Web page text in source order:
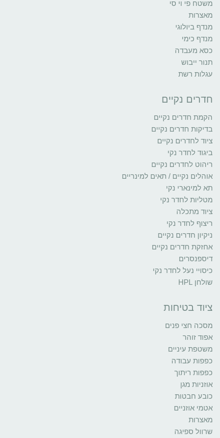
משטח פי וי סי
מאצרות
מנדף ביולוגי
מנדף כימי
כסא מעבדה
תנור ייבוש
עגלות רשת
חדרים נקיים
הקמת חדרים נקיים
בדיקות חדרים נקיים
ציוד לחדרים נקיים
ביגוד לחדר נקי
ריהוט לחדרים נקיים
אוהלים נקיים / תאים למינריים
תא למינארי נקי
מטליות לחדר נקי
ציוד מתכלה
ריצוף לחדר נקי
ניקיון חדרים נקיים
אחזקת חדרים נקיים
דיספנסרים
כיסויי נעל לחדר נקי
שולחן HPL
ציוד בטיחות
מסכה חצי פנים
אפוד זוהר
משטפת עיניים
כפפות עבודה
כפפות ריתוך
אוזניות מגן
כובע חבטות
אטמי אוזניים
מאצרות
שרוול ספיגה